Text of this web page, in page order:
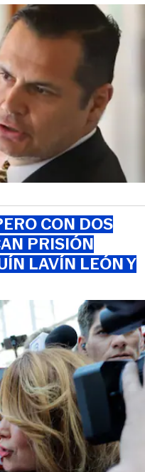
CON DOS
PRISIÓN
LAVÍN LEÓN Y